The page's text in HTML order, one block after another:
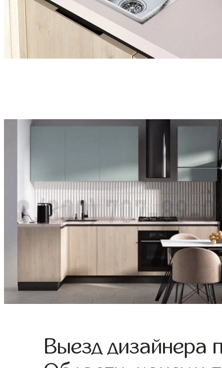
Выезд дизайнера